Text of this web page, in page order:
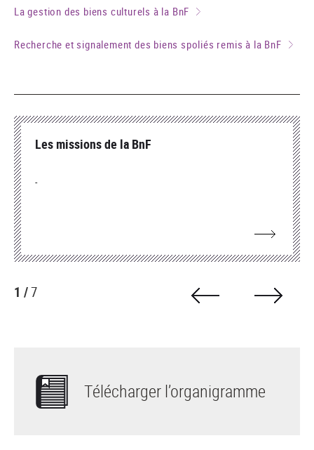
La gestion des biens culturels à la BnF
Recherche et signalement des biens spoliés remis à la BnF
Les missions de la BnF
-
1 /7
Télécharger l’organigramme